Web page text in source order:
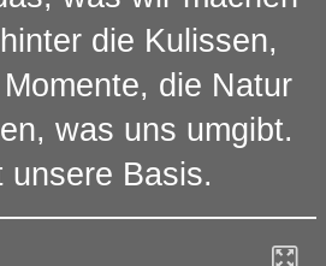
die Kulissen,
die Natur
was uns umgibt.
unsere Basis.